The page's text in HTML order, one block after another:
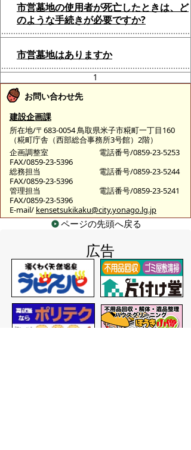
市営墓地の使用者が死亡したときは、ど
のような手続きが必要ですか?
市営墓地はありますか
1
お問い合わせ先
建設企画課
所在地/〒683-0054 鳥取県米子市糀町一丁目160
（糀町庁舎（西部総合事務所3号館）2階）
企画調整室
電話番号/0859-23-5253
FAX/0859-23-5396
総務担当
電話番号/0859-23-5244
FAX/0859-23-5396
管理担当
電話番号/0859-23-5241
FAX/0859-23-5396
E-mail/ kensetsukikaku@city.yonago.lg.jp
ページの先頭へ戻る
広告